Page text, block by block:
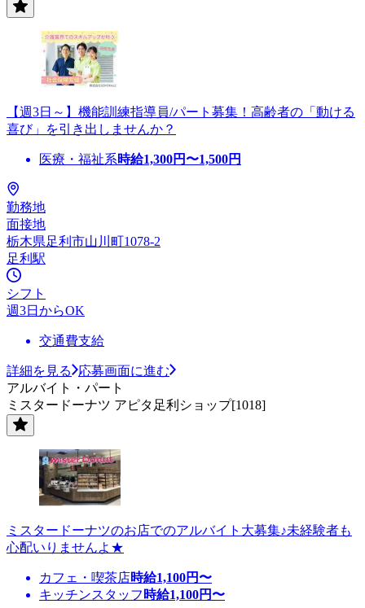
【週3日～】機能訓練指導員/パート募集！高齢者の「動ける
喜び」を引き出しませんか？
医療・福祉系時給1,300円〜1,500円
勤務地
面接地
栃木県足利市山川町1078-2
足利駅
シフト
週3日からOK
交通費支給
詳細を見る
応募画面に進む
アルバイト・パート
ミスタードーナツ アピタ足利ショップ[1018]
ミスタードーナツのお店でのアルバイト大募集♪未経験者も
心配いりませんよ★
カフェ・喫茶店時給1,100円〜
キッチンスタッフ 時給1,100円〜